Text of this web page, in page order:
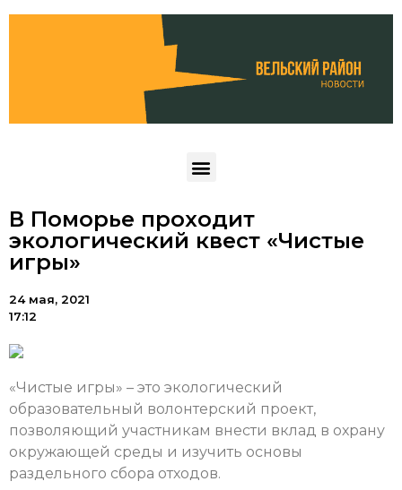
В Поморье проходит
экологический квест «Чистые
игры»
24 мая, 2021
17:12
«Чистые игры» – это экологический
образовательный волонтерский проект,
позволяющий участникам внести вклад в охрану
окружающей среды и изучить основы
раздельного сбора отходов.